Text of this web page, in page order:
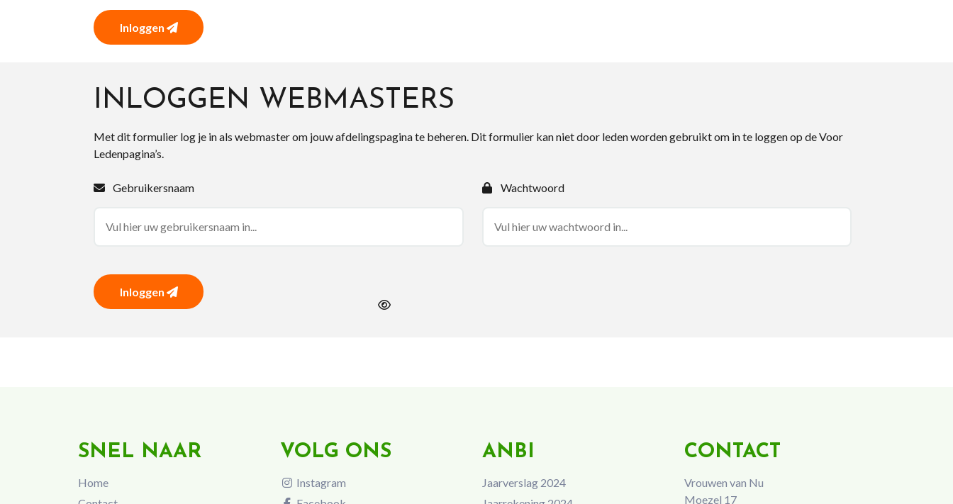
Inloggen
INLOGGEN WEBMASTERS
Met dit formulier log je in als webmaster om jouw afdelingspagina te beheren. Dit formulier kan niet door leden worden gebruikt om in te loggen op de Voor
Ledenpagina’s.
Gebruikersnaam Wachtwoord
Inloggen
SNEL NAAR
Home
VOLG ONS
Instagram
ANBI
Jaarverslag 2024
CONTACT
Vrouwen van Nu
Moezel 17